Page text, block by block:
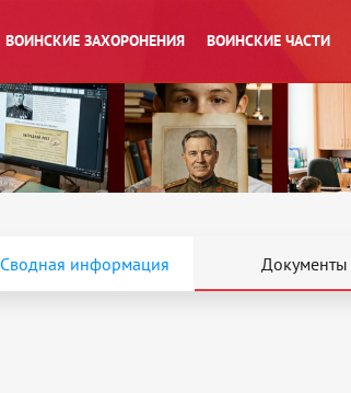
ВОИНСКИЕ ЗАХОРОНЕНИЯ ВОИНСКИЕ ЧАСТИ
Сводная информация Документы